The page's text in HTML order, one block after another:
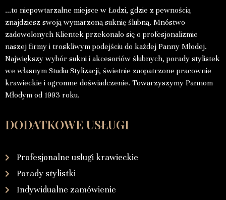
…to niepowtarzalne miejsce w Łodzi, gdzie z pewnością
znajdziesz swoją wymarzoną suknię ślubną. Mnóstwo
zadowolonych Klientek przekonało się o profesjonalizmie
naszej firmy i troskliwym podejściu do każdej Panny Młodej.
Największy wybór sukni i akcesoriów ślubnych, porady stylistek
we własnym Studiu Stylizacji, świetnie zaopatrzone pracownie
krawieckie i ogromne doświadczenie. Towarzyszymy Pannom
Młodym od 1993 roku.
DODATKOWE USŁUGI
Profesjonalne usługi krawieckie
Porady stylistki
Indywidualne zamówienie